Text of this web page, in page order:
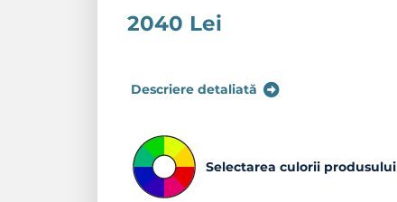
2040 Lei
Descriere detaliată
Selectarea culorii produsului